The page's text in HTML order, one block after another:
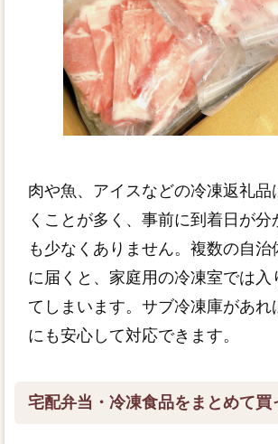
肉や魚、アイスなどの冷凍返礼品
くことが多く、事前に到着日が分
も少なくありません。複数の自治
に届くと、家庭用の冷凍室では入
てしまいます。サブ冷凍庫があれ
にも安心して対応できます。
宅配弁当・冷凍食品をまとめて買